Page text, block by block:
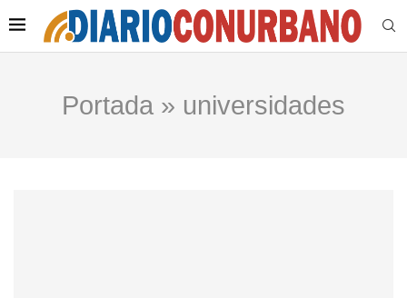
Portada » universidades